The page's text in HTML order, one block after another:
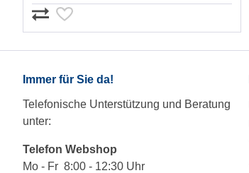
Immer für Sie da!
Telefonische Unterstützung und Beratung
unter:
Telefon Webshop
Mo - Fr 8:00 - 12:30 Uhr